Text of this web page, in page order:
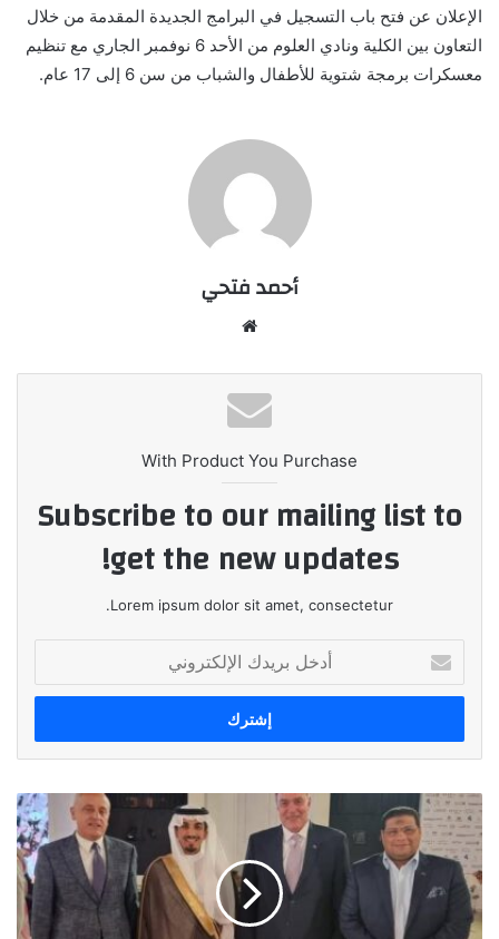
الإعلان عن فتح باب التسجيل في البرامج الجديدة المقدمة من خلال
التعاون بين الكلية ونادي العلوم من الأحد 6 نوفمبر الجاري مع تنظيم
معسكرات برمجة شتوية للأطفال والشباب من سن 6 إلى 17 عام.
أحمد فتحي
With Product You Purchase
Subscribe to our mailing list to
get the new updates!
Lorem ipsum dolor sit amet, consectetur.
بريدك
الإلكتروني
لقاءات
مكثفة
لوفد
رجال
الأعمال
المصريين